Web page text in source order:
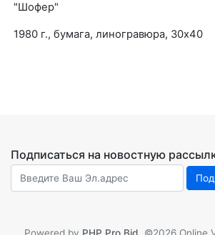
"Шофер"
1980 г., бумага, линогравюра, 30х40
Подписаться на новостную